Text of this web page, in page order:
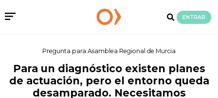
ENTRAR
Pregunta para Asamblea Regional de Murcia
Para un diagnóstico existen planes
de actuación, pero el entorno queda
desamparado. Necesitamos